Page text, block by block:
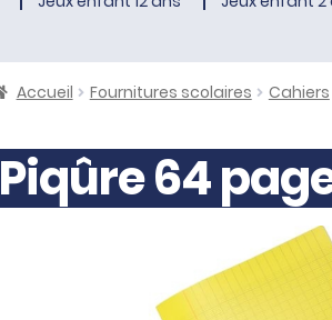
Accueil Fournitures scolaires Cahiers
Piqûre 64